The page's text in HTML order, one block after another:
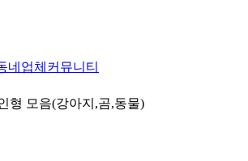
네업체 커뮤니티
형 모음(강아지,곰,동물)